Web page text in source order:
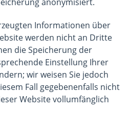
Informationen über
werden nicht an Dritte
die Speicherung der
Einstellung Ihrer
wir weisen Sie jedoch
Fall gegebenenfalls nicht
Website vollumfänglich